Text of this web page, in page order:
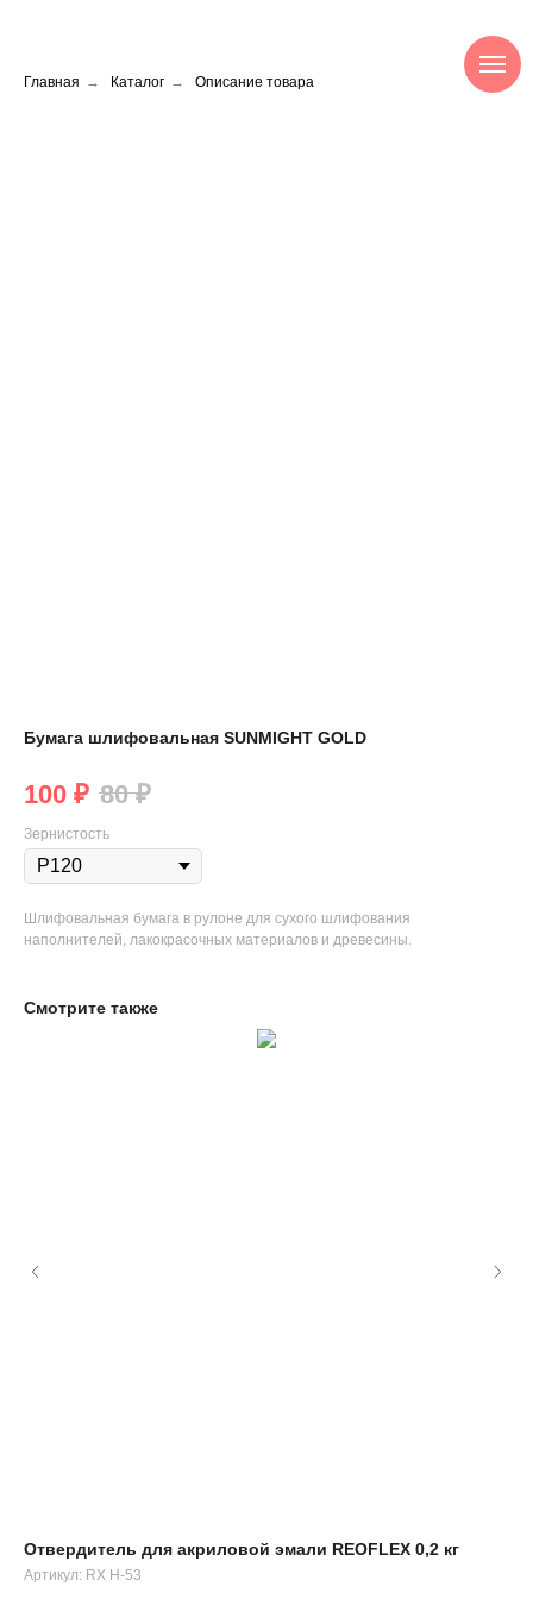
Главная → Каталог → Описание товара
Бумага шлифовальная SUNMIGHT GOLD
100 ₽ 80 ₽
Зернистость
Шлифовальная бумага в рулоне для сухого шлифования
наполнителей, лакокрасочных материалов и древесины.
Смотрите также
Отвердитель для акриловой эмали REOFLEX 0,2 кг
Артикул: RX H-53